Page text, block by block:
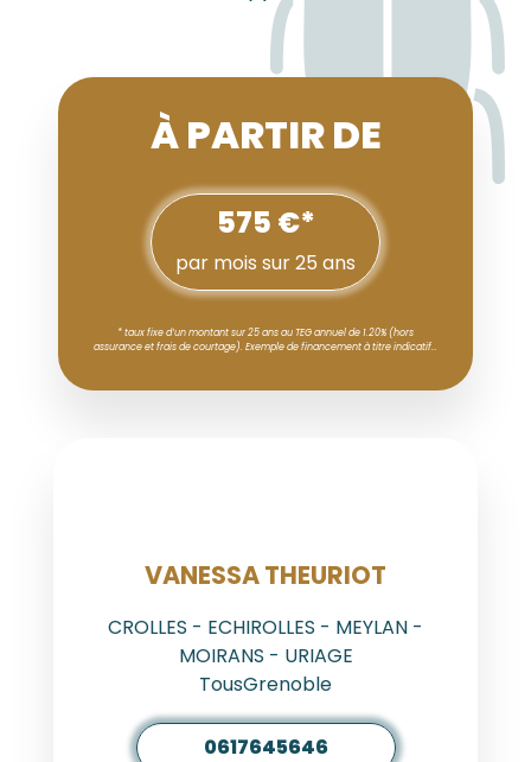
À PARTIR DE
575 €*
par mois sur 25 ans
* taux fixe d’un montant sur 25 ans au TEG annuel de 1.20% (hors
assurance et frais de courtage). Exemple de financement à titre indicatif…
AGENT
VANESSA THEURIOT
CROLLES - ECHIROLLES - MEYLAN -
MOIRANS - URIAGE
TousGrenoble
0617645646